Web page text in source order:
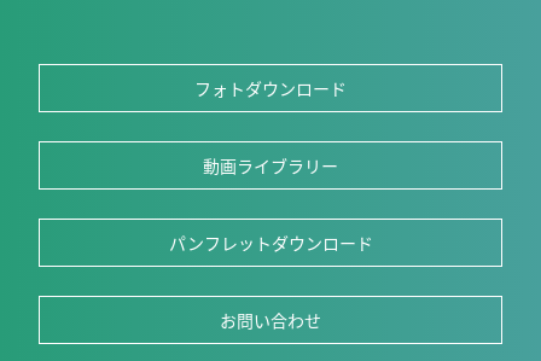
フォトダウンロード
動画ライブラリー
パンフレットダウンロード
お問い合わせ